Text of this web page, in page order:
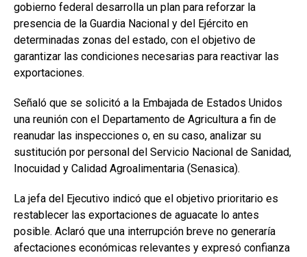
gobierno federal desarrolla un plan para reforzar la
presencia de la Guardia Nacional y del Ejército en
determinadas zonas del estado, con el objetivo de
garantizar las condiciones necesarias para reactivar las
exportaciones.
Señaló que se solicitó a la Embajada de Estados Unidos
una reunión con el Departamento de Agricultura a fin de
reanudar las inspecciones o, en su caso, analizar su
sustitución por personal del Servicio Nacional de Sanidad,
Inocuidad y Calidad Agroalimentaria (Senasica).
La jefa del Ejecutivo indicó que el objetivo prioritario es
restablecer las exportaciones de aguacate lo antes
posible. Aclaró que una interrupción breve no generaría
afectaciones económicas relevantes y expresó confianza